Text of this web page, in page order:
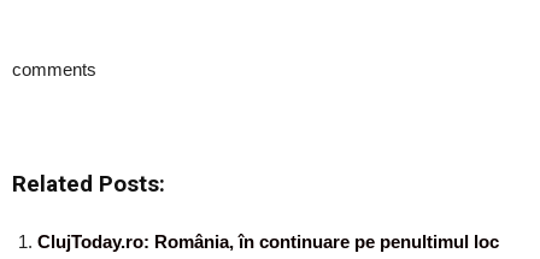
comments
Related Posts:
ClujToday.ro: România, în continuare pe penultimul loc